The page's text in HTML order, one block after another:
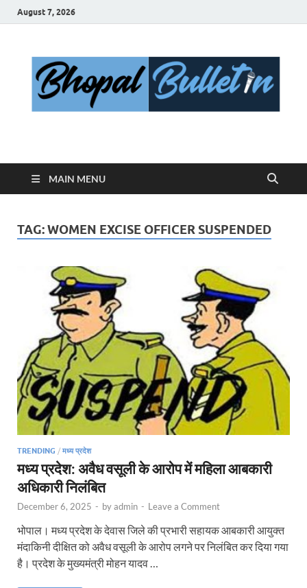
August 7, 2026
Bhopal Bulletin
MAIN MENU
TAG:WOMEN EXCISE OFFICER SUSPENDED
TRENDING / मध्य प्रदेश
मध्य प्रदेश: अवैध वसूली के आरोप में महिला आबकारी
अधिकारी निलंबित
December 6, 2025 - byadmin - Leave a Comment
भोपाल। मध्य प्रदेश के देवास जिले की प्रभारी सहायक आबकारी आयुक्त
मंदाकिनी दीक्षित को अवैध वसूली के आरोप लगने पर निलंबित कर दिया गया
है। प्रदेश के मुख्यमंत्री मोहन यादव …